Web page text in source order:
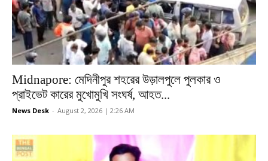
Midnapore: মেদিনীপুর শহরের উড়ালপুলে পুলকার ও
প্রাইভেট কারের মুখোমুখি সংঘর্ষ, আহত...
News Desk - August 2, 2026 | 2:26 AM